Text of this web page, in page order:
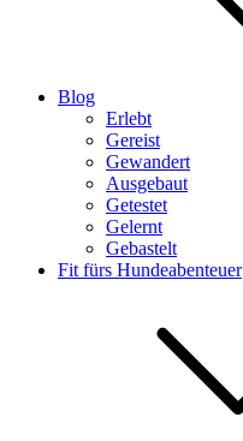
Blog
Erlebt
Gereist
Gewandert
Ausgebaut
Getestet
Gelernt
Gebastelt
Fit fürs Hundeabenteuer